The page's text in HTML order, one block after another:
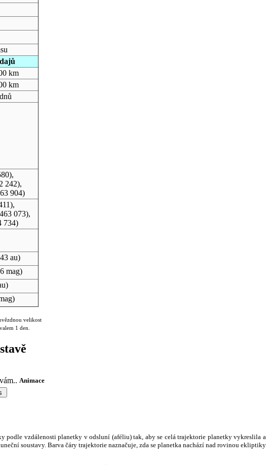
km
km
242),
904)
073),
734)
au)
mag)
velikost
1 den.
Animace
vzdálenosti planetky v odsluní (aféliu) tak, aby se celá trajektorie planetky vykreslila a
soustavy. Barva čáry trajektorie naznačuje, zda se planetka nachází nad rovinou ekliptiky